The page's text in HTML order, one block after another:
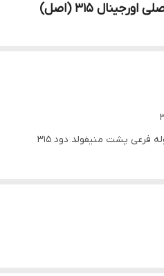
315 (اصل)
فرعی پشت منیفولد دود 315